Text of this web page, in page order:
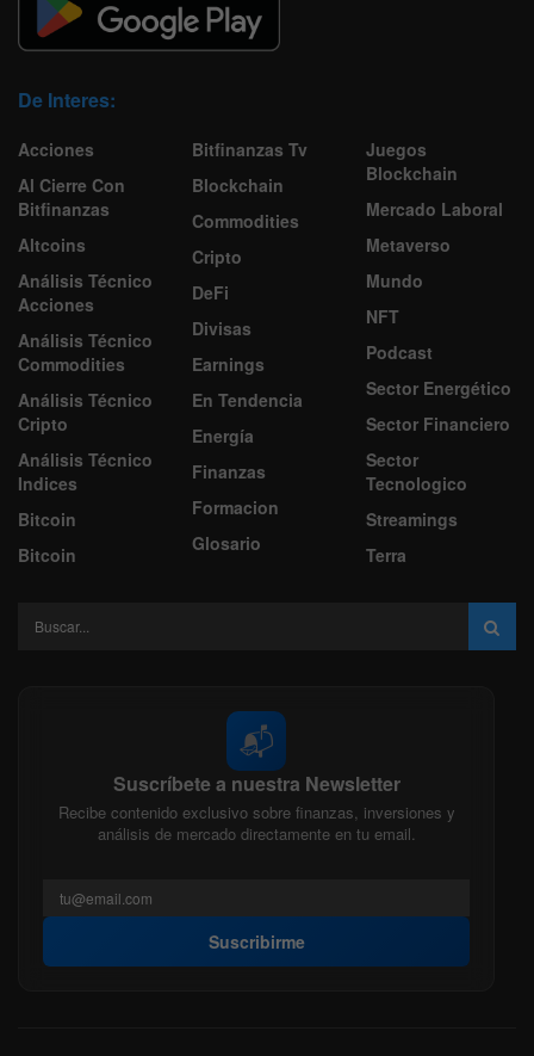
De Interes:
Acciones
Al Cierre Con
Bitfinanzas
Altcoins
Análisis Técnico
Acciones
Análisis Técnico
Commodities
Análisis Técnico
Cripto
Análisis Técnico
Indices
Bitcoin
Bitcoin
Bitfinanzas Tv
Blockchain
Commodities
Cripto
DeFi
Divisas
Earnings
En Tendencia
Energía
Finanzas
Formacion
Glosario
Juegos
Blockchain
Mercado Laboral
Metaverso
Mundo
NFT
Podcast
Sector Energético
Sector Financiero
Sector
Tecnologico
Streamings
Terra
📬
Suscríbete a nuestra Newsletter
Recibe contenido exclusivo sobre finanzas, inversiones y
análisis de mercado directamente en tu email.
Suscribirme